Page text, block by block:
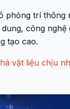
phỏng trí thông
công nghệ
tạo cao.
vật liệu chịu